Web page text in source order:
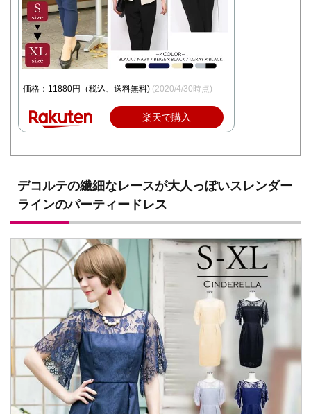
価格：11880円（税込、送料無料) (2020/4/30時点)
楽天で購入
デコルテの繊細なレースが大人っぽいスレンダー
ラインのパーティードレス